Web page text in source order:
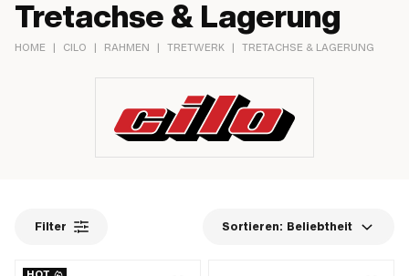
Tretachse & Lagerung
HOME | CILO | RAHMEN | TRETWERK | TRETACHSE & LAGERUNG
Filter Sortieren: Beliebtheit